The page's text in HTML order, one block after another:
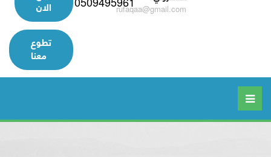
rufaqaa@gmail.com
الان
تطوع
معنا